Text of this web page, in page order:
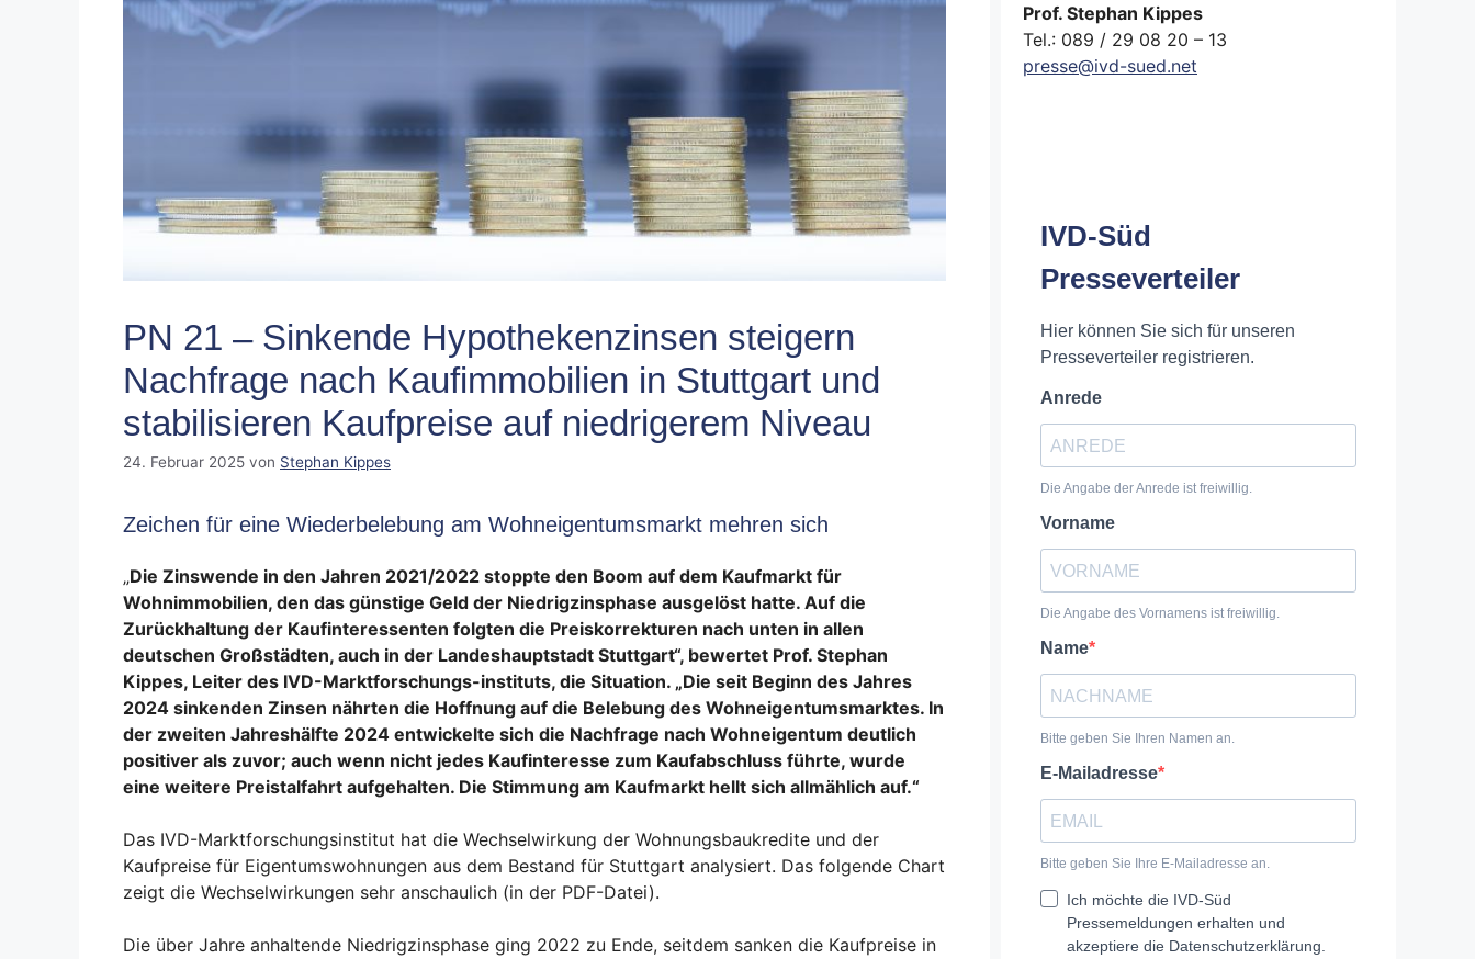
PN 21 – Sinkende Hypothekenzinsen steigern
Nachfrage nach Kaufimmobilien in Stuttgart und
stabilisieren Kaufpreise auf niedrigerem Niveau
24. Februar 2025 von Stephan Kippes
Zeichen für eine Wiederbelebung am Wohneigentumsmarkt mehren sich
„Die Zinswende in den Jahren 2021/2022 stoppte den Boom auf dem Kaufmarkt für
Wohnimmobilien, den das günstige Geld der Niedrigzinsphase ausgelöst hatte. Auf die
Zurückhaltung der Kaufinteressenten folgten die Preiskorrekturen nach unten in allen
deutschen Großstädten, auch in der Landeshauptstadt Stuttgart“, bewertet Prof. Stephan
Kippes, Leiter des IVD-Marktforschungs-instituts, die Situation. „Die seit Beginn des Jahres
2024 sinkenden Zinsen nährten die Hoffnung auf die Belebung des Wohneigentumsmarktes. In
der zweiten Jahreshälfte 2024 entwickelte sich die Nachfrage nach Wohneigentum deutlich
positiver als zuvor; auch wenn nicht jedes Kaufinteresse zum Kaufabschluss führte, wurde
eine weitere Preistalfahrt aufgehalten. Die Stimmung am Kaufmarkt hellt sich allmählich auf.“
Das IVD-Marktforschungsinstitut hat die Wechselwirkung der Wohnungsbaukredite und der
Kaufpreise für Eigentumswohnungen aus dem Bestand für Stuttgart analysiert. Das folgende Chart
zeigt die Wechselwirkungen sehr anschaulich (in der PDF-Datei).
Die über Jahre anhaltende Niedrigzinsphase ging 2022 zu Ende, seitdem sanken die Kaufpreise in
Prof. Stephan Kippes
Tel.: 089 / 29 08 20 – 13
presse@ivd-sued.net